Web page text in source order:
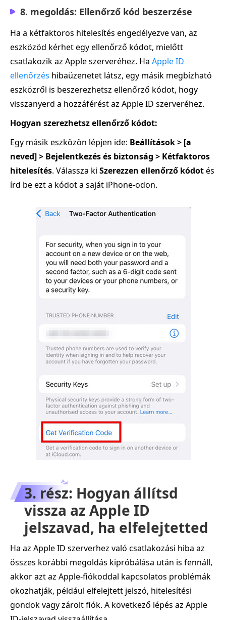
8. megoldás: Ellenőrző kód beszerzése
Ha a kétfaktoros hitelesítés engedélyezve van, az
eszközöd kérhet egy ellenőrző kódot, mielőtt
csatlakozik az Apple szerveréhez. Ha Apple ID
ellenőrzés hibaüzenetet látsz, egy másik megbízható
eszközről is beszerezhetsz ellenőrző kódot, hogy
visszanyerd a hozzáférést az Apple ID szerveréhez.
Hogyan szerezhetsz ellenőrző kódot:
Egy másik eszközön lépjen ide: Beállítások > [a
neved] > Bejelentkezés és biztonság > Kétfaktoros
hitelesítés. Válassza ki Szerezzen ellenőrző kódotés
írd be ezt a kódot a saját iPhone‑odon.
3. rész: Hogyan állítsd
vissza az Apple ID
jelszavad, ha elfelejtetted
Ha az Apple ID szerverhez való csatlakozási hiba az
összes korábbi megoldás kipróbálása után is fennáll,
akkor azt az Apple‑fiókoddal kapcsolatos problémák
okozhatják, például elfelejtett jelszó, hitelesítési
gondok vagy zárolt fiók. A következő lépés az Apple